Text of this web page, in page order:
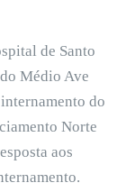
de Santo
Médio Ave
do
Norte
aos